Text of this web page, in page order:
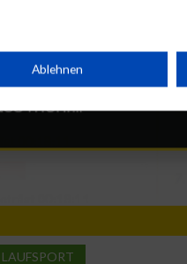
LAUFSPORT
einem Endgerät
Werbung
Ablehnen